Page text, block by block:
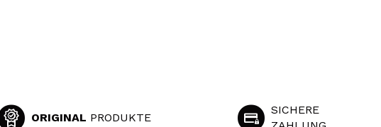
ORIGINAL PRODUKTE
SICHERE